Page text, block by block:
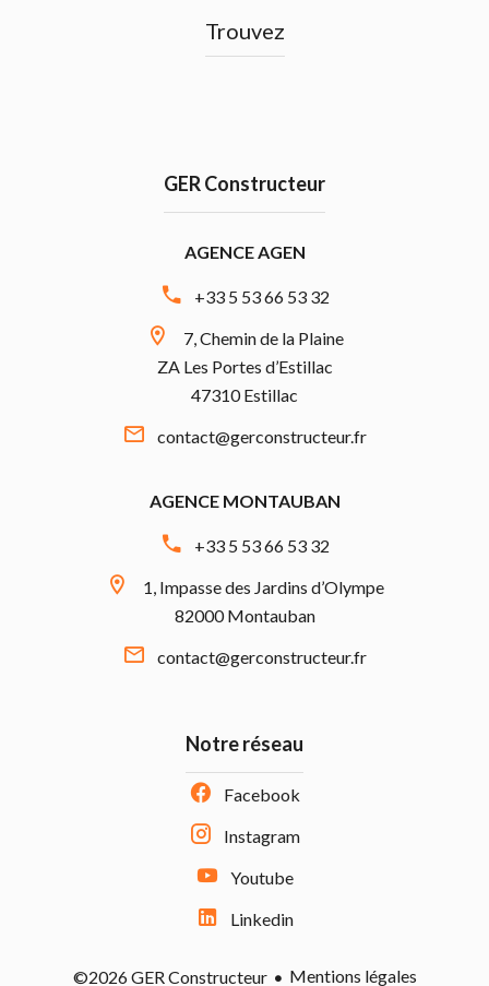
Trouvez
GER Constructeur
AGENCE AGEN
+33 5 53 66 53 32
7, Chemin de la Plaine
ZA Les Portes d’Estillac
47310 Estillac
contact@gerconstructeur.fr
AGENCE MONTAUBAN
+33 5 53 66 53 32
1, Impasse des Jardins d’Olympe
82000 Montauban
contact@gerconstructeur.fr
Notre réseau
Facebook
Instagram
Youtube
Linkedin
©2026 GER Constructeur Mentions légales